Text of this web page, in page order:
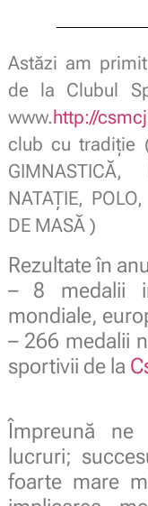
Astăzi am
de la Clubul
www.http://
club cu tradiţie
NATAŢIE,
DE MASĂ )
Rezultate în
– 8 medalii
mondiale,
– 266 medalii
sportivii de la
Împreună ne
lucruri;
foarte mare